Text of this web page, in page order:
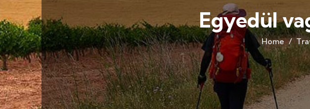
Egyedül
Home